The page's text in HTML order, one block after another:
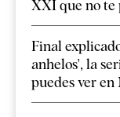
XXI que no te
Final
anhelos', la
puedes ver